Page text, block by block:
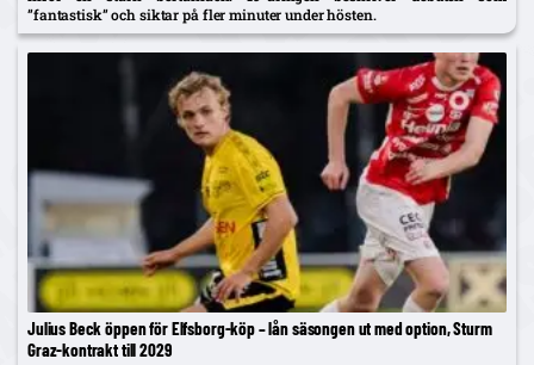
”fantastisk” och siktar på fler minuter under hösten.
Julius Beck öppen för Elfsborg-köp – lån säsongen ut med option, Sturm
Graz-kontrakt till 2029